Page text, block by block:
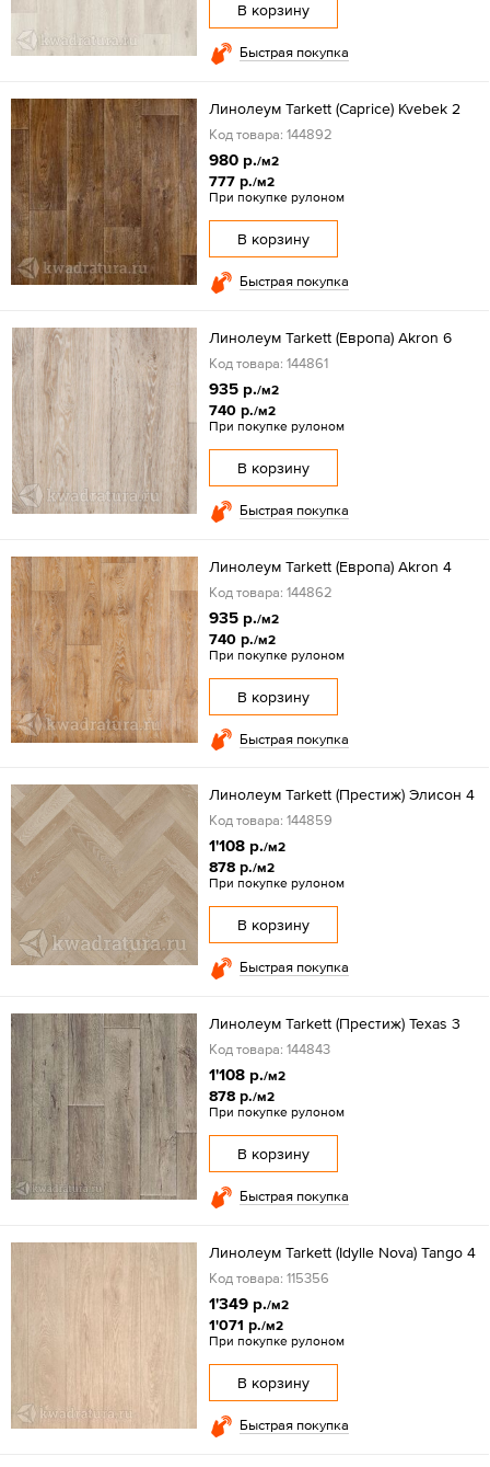
В корзину
Быстрая покупка
Линолеум Tarkett (Caprice) Kvebek 2
Код товара: 144892
980 р./м2
777 р./м2
При покупке рулоном
В корзину
Быстрая покупка
Линолеум Tarkett (Европа) Akron 6
Код товара: 144861
935 р./м2
740 р./м2
При покупке рулоном
В корзину
Быстрая покупка
Линолеум Tarkett (Европа) Akron 4
Код товара: 144862
935 р./м2
740 р./м2
При покупке рулоном
В корзину
Быстрая покупка
Линолеум Tarkett (Престиж) Элисон 4
Код товара: 144859
1'108 р./м2
878 р./м2
При покупке рулоном
В корзину
Быстрая покупка
Линолеум Tarkett (Престиж) Texas 3
Код товара: 144843
1'108 р./м2
878 р./м2
При покупке рулоном
В корзину
Быстрая покупка
Линолеум Tarkett (Idylle Nova) Tango 4
Код товара: 115356
1'349 р./м2
1'071 р./м2
При покупке рулоном
В корзину
Быстрая покупка